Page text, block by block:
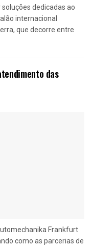
dedicadas ao
internacional
que decorre entre
das
Frankfurt
como as parcerias de